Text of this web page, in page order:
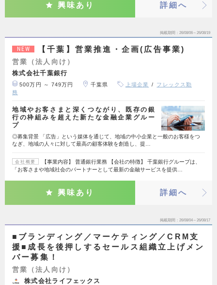
興味あり 詳細へ
掲載期間 26/08/06～26/08/19
NEW 【千葉】営業推進・企画(広告事業)
営業（法人向け）
株式会社千葉銀行
500万円 ～ 749万円 千葉県 上場企業
フレックス勤
務
地域やお客さまと深くつながり、既存の銀
行の枠組みを超えた新たな金融企業グルー
プ
◎募集背景 「広告」という媒体を通じて、地域の中小企業と一般のお客様をつ
なぎ、地域の人々に対して最高の顧客体験を創造し、提…
会社概要
【事業内容】 普通銀行業務 【会社の特徴】 千葉銀行グループは、
「お客さまや地域社会のパートナーとして最新の金融サービスを提供…
興味あり 詳細へ
掲載期間 26/08/04～26/08/17
■ブランディング／マーケティング／CRM支
援■成長を後押しするセールス組織立上げメン
バー募集！
営業（法人向け）
株式会社ライフェックス